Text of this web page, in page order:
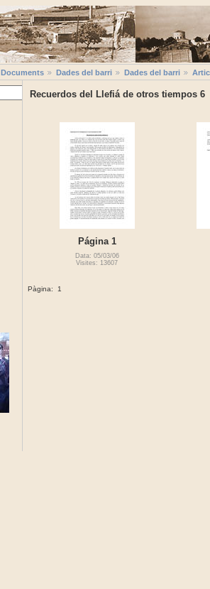
Documents Dades del barri Dades del barri
Recuerdos del Llefiá de otros tiempos 6
Página 1
Data: 05/03/06
Visites: 13607
Pàgina: 1